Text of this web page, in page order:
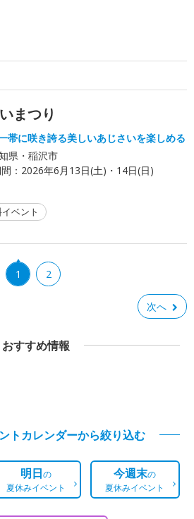
まつり
帯に咲き誇る美しいあじさいを楽しめる
県・稲沢市
： 2026年6月13日(土)・14日(日)
ベント
1 2
次へ
おすすめ情報
トカレンダーから絞り込む
明日の
夏休みイベント
今週末の
夏休みイベント